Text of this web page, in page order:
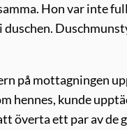
Hon var inte
på mottagningen
hennes, kunde
överta ett par av de